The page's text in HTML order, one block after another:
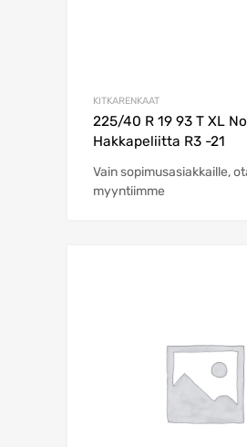
KITKARENKAAT
225/40 R 19 93 T XL
Hakkapeliitta R3 -21
Vain sopimusasiakkaille,
myyntiimme